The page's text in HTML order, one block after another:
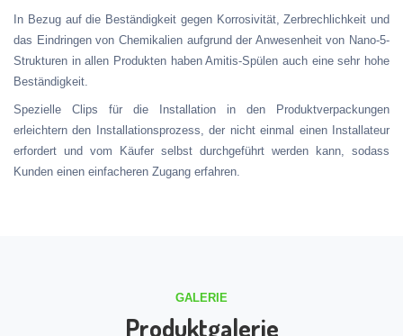
In Bezug auf die Beständigkeit gegen Korrosivität, Zerbrechlichkeit und
das Eindringen von Chemikalien aufgrund der Anwesenheit von Nano-5-
Strukturen in allen Produkten haben Amitis-Spülen auch eine sehr hohe
Beständigkeit.
Spezielle Clips für die Installation in den Produktverpackungen
erleichtern den Installationsprozess, der nicht einmal einen Installateur
erfordert und vom Käufer selbst durchgeführt werden kann, sodass
Kunden einen einfacheren Zugang erfahren.
GALERIE
Produktgalerie